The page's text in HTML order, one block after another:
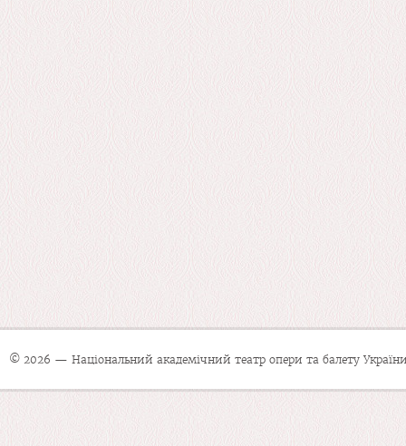
© 2026 — Національний академічний театр опери та балету